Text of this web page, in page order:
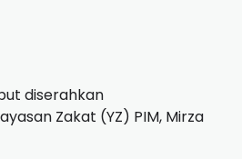
diserahkan
Zakat (YZ) PIM, Mirza